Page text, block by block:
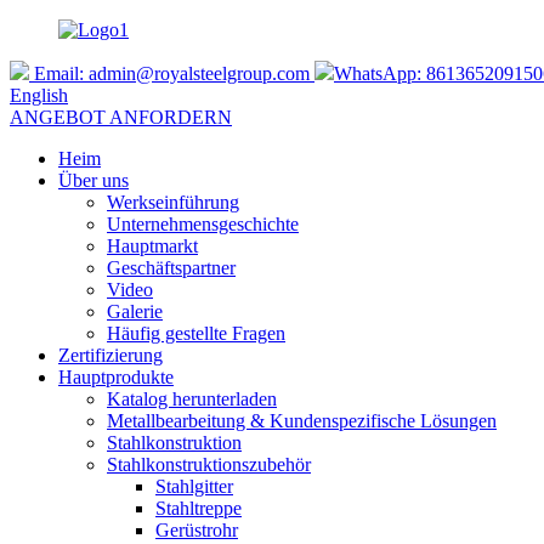
Email: admin@royalsteelgroup.com
WhatsApp:
English
ANGEBOT ANFORDERN
Heim
Über uns
Werkseinführung
Unternehmensgeschichte
Hauptmarkt
Geschäftspartner
Video
Galerie
Häufig gestellte Fragen
Zertifizierung
Hauptprodukte
Katalog herunterladen
Metallbearbeitung & Kundenspezifische Lösungen
Stahlkonstruktion
Stahlkonstruktionszubehör
Stahlgitter
Stahltreppe
Gerüstrohr